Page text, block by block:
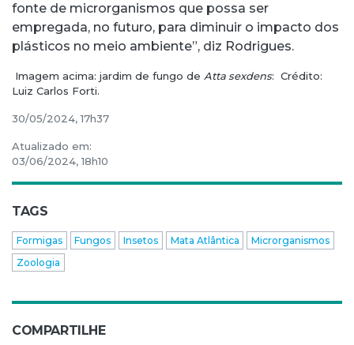
fonte de microrganismos que possa ser
empregada, no futuro, para diminuir o impacto dos
plásticos no meio ambiente”, diz Rodrigues.
Imagem acima: jardim de fungo de Atta sexdens: Crédito:
Luiz Carlos Forti.
30/05/2024, 17h37
Atualizado em:
03/06/2024, 18h10
TAGS
Formigas Fungos Insetos Mata Atlântica
Microrganismos
Zoologia
COMPARTILHE